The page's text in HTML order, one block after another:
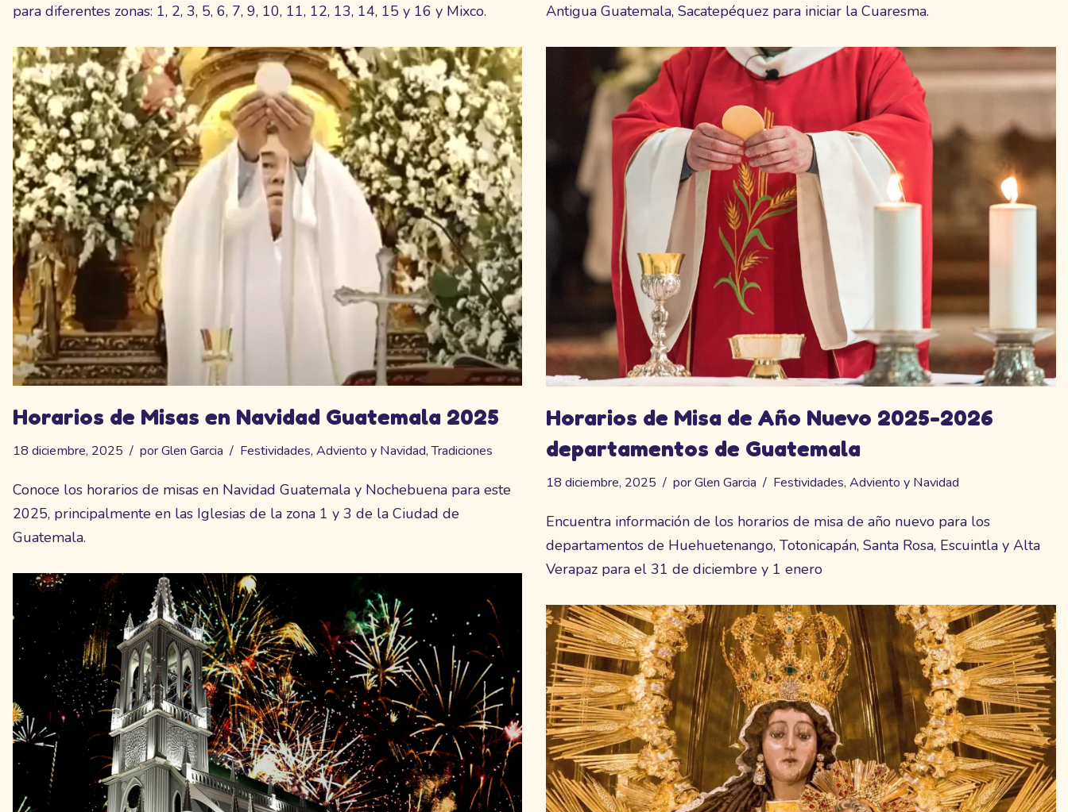
para diferentes zonas: 1, 2, 3, 5, 6, 7, 9, 10, 11, 12, 13, 14, 15 y 16 y Mixco.
Antigua Guatemala, Sacatepéquez para iniciar la Cuaresma.
Horarios de Misas en Navidad Guatemala 2025
18 diciembre, 2025 porGlen Garcia Festividades, Adviento y Navidad,Tradiciones
Conoce los horarios de misas en Navidad Guatemala y Nochebuena para este
2025, principalmente en las Iglesias de la zona 1 y 3 de la Ciudad de
Guatemala.
Horarios de Misa de Año Nuevo 2025-2026
departamentos de Guatemala
18 diciembre, 2025 porGlen Garcia Festividades, Adviento y Navidad
Encuentra información de los horarios de misa de año nuevo para los
departamentos de Huehuetenango, Totonicapán, Santa Rosa, Escuintla y Alta
Verapaz para el 31 de diciembre y 1 enero